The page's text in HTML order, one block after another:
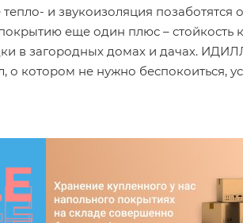
и звукоизоляция
еще один плюс – стойкость
в загородных домах и дачах.
о котором не нужно беспокоиться,